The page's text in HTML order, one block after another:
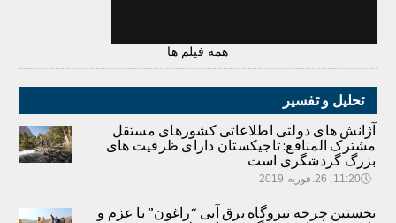
همه فیلم ها
تحلیل و تفسیر
آژانش های دولتی اطلاعاتی کشورهای مستقل
مشترک المنافع: تاجیکستان دارای ظرفیت های
بزرگ گردشگری است
🕔11:20, 26.فوریه 2019
نخستین چرخه نیروگاه برق آبی “راغون” با عزم و